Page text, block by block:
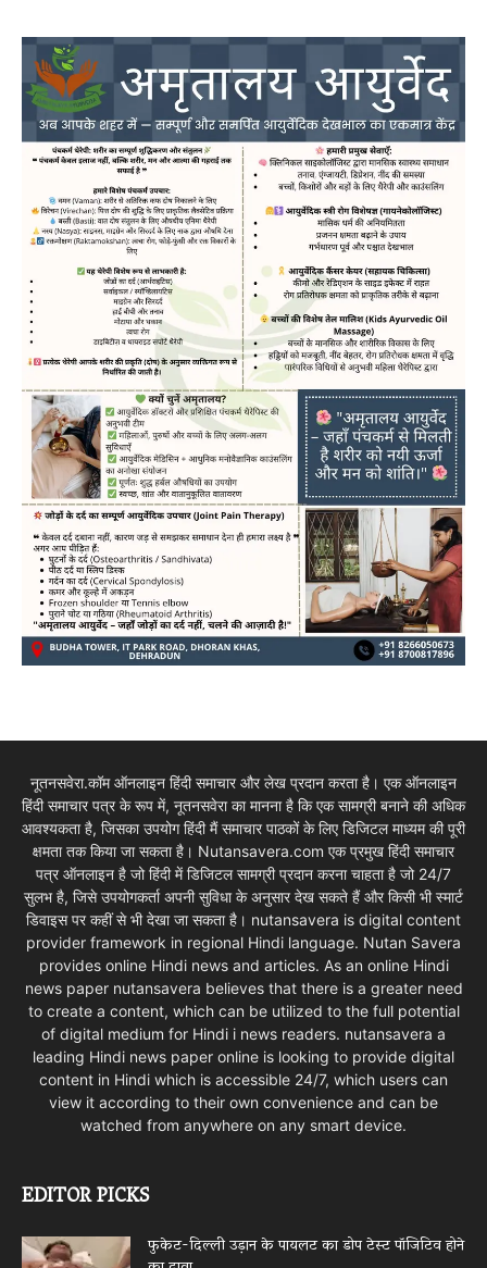
नूतनसवेरा.कॉम ऑनलाइन हिंदी समाचार और लेख प्रदान करता है। एक ऑनलाइन
हिंदी समाचार पत्र के रूप में, नूतनसवेरा का मानना है कि एक सामग्री बनाने की अधिक
आवश्यकता है, जिसका उपयोग हिंदी मैं समाचार पाठकों के लिए डिजिटल माध्यम की पूरी
क्षमता तक किया जा सकता है। Nutansavera.com एक प्रमुख हिंदी समाचार
पत्र ऑनलाइन है जो हिंदी में डिजिटल सामग्री प्रदान करना चाहता है जो 24/7
सुलभ है, जिसे उपयोगकर्ता अपनी सुविधा के अनुसार देख सकते हैं और किसी भी स्मार्ट
डिवाइस पर कहीं से भी देखा जा सकता है। nutansavera is digital content
provider framework in regional Hindi language. Nutan Savera
provides online Hindi news and articles. As an online Hindi
news paper nutansavera believes that there is a greater need
to create a content, which can be utilized to the full potential
of digital medium for Hindi i news readers. nutansavera a
leading Hindi news paper online is looking to provide digital
content in Hindi which is accessible 24/7, which users can
view it according to their own convenience and can be
watched from anywhere on any smart device.
EDITOR PICKS
फुकेट-दिल्ली उड़ान के पायलट का डोप टेस्ट पॉजिटिव होने